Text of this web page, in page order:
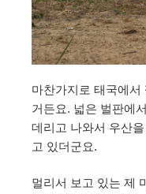
마찬가지로 태국에서
거든요. 넓은 벌판에
데리고 나와서 우산
고 있더군요.
멀리서 보고 있는 제